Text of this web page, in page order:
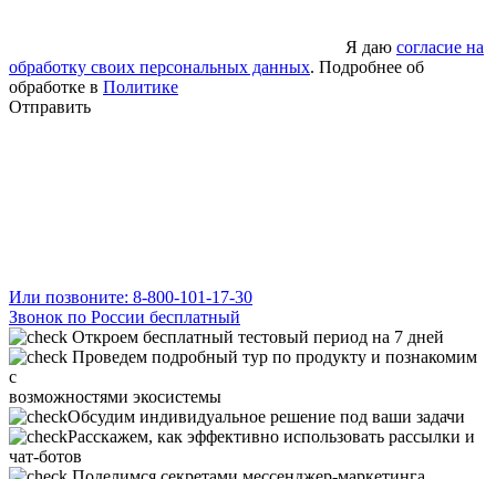
Я даю согласие на
обработку своих персональных данных. Подробнее об
обработке в Политике
Отправить
Или позвоните: 8-800-101-17-30
Звонок по России бесплатный
Откроем бесплатный тестовый период на 7 дней
Проведем подробный тур по продукту и познакомим
с
возможностями экосистемы
Обсудим индивидуальное решение под ваши задачи
Расскажем, как эффективно использовать рассылки и
чат-ботов